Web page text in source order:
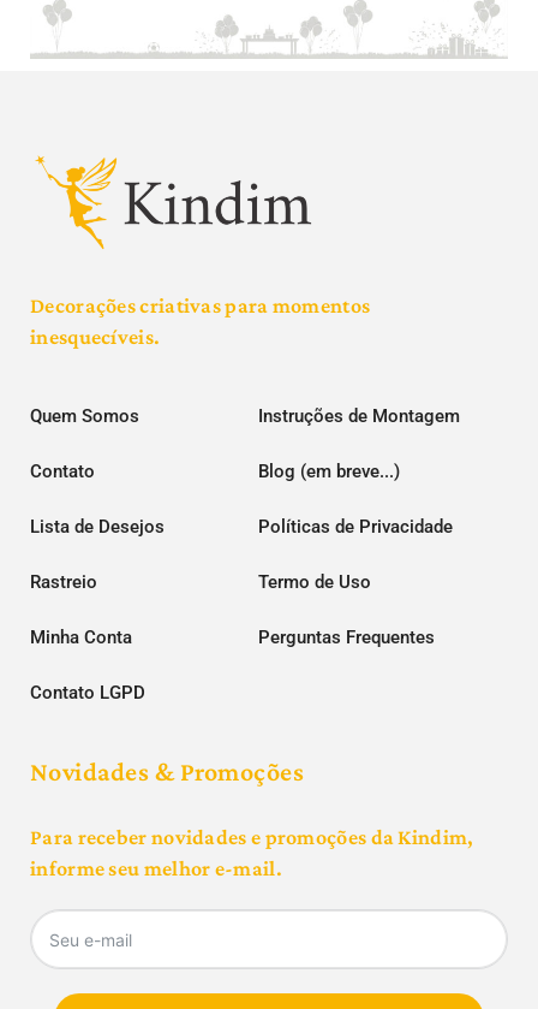
Decorações criativas para momentos
inesquecíveis.
Quem Somos Instruções de Montagem
Contato Blog (em breve...)
Lista de Desejos Políticas de Privacidade
Rastreio Termo de Uso
Minha Conta Perguntas Frequentes
Contato LGPD
Novidades & Promoções
Para receber novidades e promoções da Kindim,
informe seu melhor e-mail.